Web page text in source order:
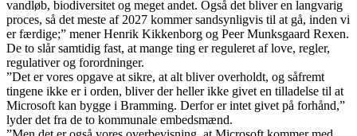
vandløb, biodiversitet og meget andet. Også det bliver en langvarig
proces, så det meste af 2027 kommer sandsynligvis til at gå, inden vi
er færdige;” mener Henrik Kikkenborg og Peer Munksgaard Rexen.
De to slår samtidig fast, at mange ting er reguleret af love, regler,
regulativer og forordninger.
”Det er vores opgave at sikre, at alt bliver overholdt, og såfremt
tingene ikke er i orden, bliver der heller ikke givet en tilladelse til at
Microsoft kan bygge i Bramming. Derfor er intet givet på forhånd,”
lyder det fra de to kommunale embedsmænd.